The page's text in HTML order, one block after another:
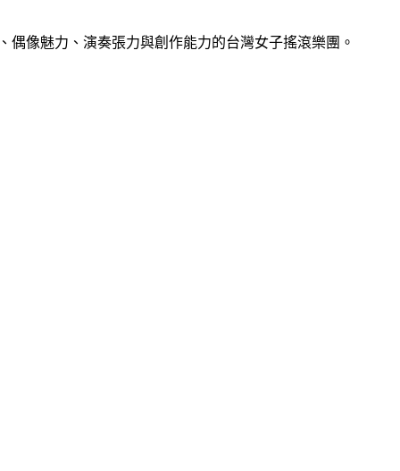
偶像魅力、演奏張力與創作能力的台灣女子搖滾樂團。